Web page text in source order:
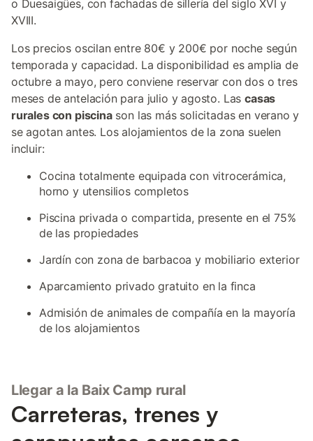
o Duesaigües, con fachadas de sillería del siglo XVI y
XVIII.
Los precios oscilan entre 80€ y 200€ por noche según
temporada y capacidad. La disponibilidad es amplia de
octubre a mayo, pero conviene reservar con dos o tres
meses de antelación para julio y agosto. Lascasas
rurales con piscinason las más solicitadas en verano y
se agotan antes. Los alojamientos de la zona suelen
incluir:
Cocina totalmente equipada con vitrocerámica,
horno y utensilios completos
Piscina privada o compartida, presente en el 75%
de las propiedades
Jardín con zona de barbacoa y mobiliario exterior
Aparcamiento privado gratuito en la finca
Admisión de animales de compañía en la mayoría
de los alojamientos
Llegar a la Baix Camp rural
Carreteras, trenes y